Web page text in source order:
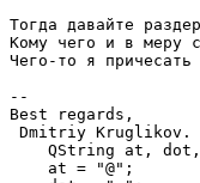
Тогда давайте
Кому чего и в меру
Чего-то я
--
Best regards,
Dmitriy Kruglikov.
QString at, dot,
at = "@";